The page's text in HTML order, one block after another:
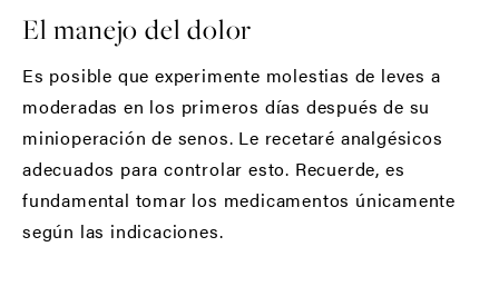
El manejo del dolor
Es posible que experimente molestias de leves a
moderadas en los primeros días después de su
minioperación de senos. Le recetaré analgésicos
adecuados para controlar esto. Recuerde, es
fundamental tomar los medicamentos únicamente
según las indicaciones.